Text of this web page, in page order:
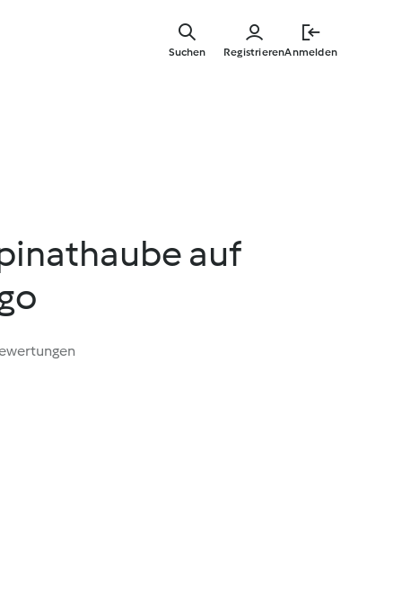
RegistrierenAnmelden
Suchen
auf